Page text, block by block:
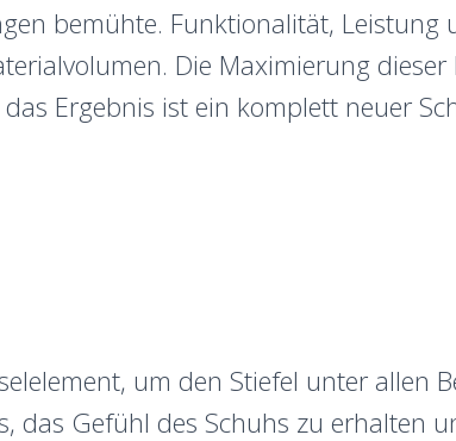
bemühte. Funktionalität, Leistung
Die Maximierung dieser
Ergebnis ist ein komplett neuer
um den Stiefel unter allen
das Gefühl des Schuhs zu erhalten